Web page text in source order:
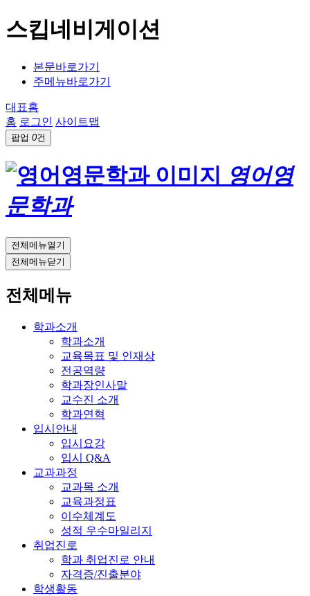
스킵네비게이션
본문바로가기
주메뉴바로가기
대표홈
홈 로그인 사이트맵
팝업 0건
영어영
문학과
전체메뉴열기
전체메뉴닫기
전체메뉴
학과소개
학과소개
교육목표 및 인재상
전공역량
학과장인사말
교수진 소개
학과연혁
입시안내
입시요강
입시 Q&A
교과과정
교과목 소개
교육과정표
이수체계도
성적 우수마일리지
취업진로
학과 취업진로 안내
자격증/진출분야
학생활동